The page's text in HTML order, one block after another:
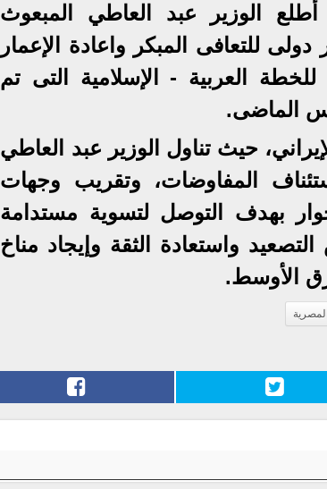
الوزير عبد العاطي المبعوث
للتعافى المبكر واعادة الإعمار
العربية - الإسلامية التى تم
الماضى.
حيث تناول الوزير عبد العاطي
المفاوضات، وتقريب وجهات
بهدف التوصل لتسوية مستدامة
واستعادة الثقة وإيجاد مناخ
الأوسط.